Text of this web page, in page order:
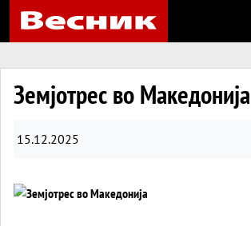
Земјотрес во Македонија
15.12.2025